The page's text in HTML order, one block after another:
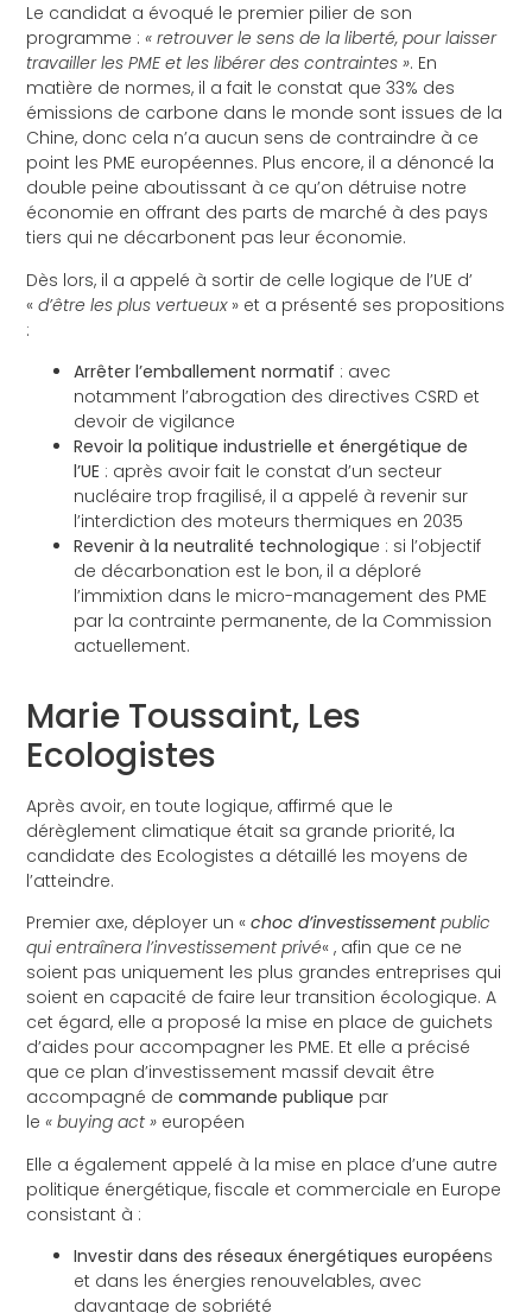
Le candidat a évoqué le premier pilier de son
programme :« retrouver le sens de la liberté, pour laisser
travailler les PME et les libérer des contraintes ». En
matière de normes, il a fait le constat que 33% des
émissions de carbone dans le monde sont issues de la
Chine, donc cela n’a aucun sens de contraindre à ce
point les PME européennes. Plus encore, il a dénoncé la
double peine aboutissant à ce qu’on détruise notre
économie en offrant des parts de marché à des pays
tiers qui ne décarbonent pas leur économie.
Dès lors, il a appelé à sortir de celle logique de l’UE d’
«d’être les plus vertueux» et a présenté ses propositions
:
Arrêter l’emballement normatif : avec
notamment l’abrogation des directives CSRD et
devoir de vigilance
Revoir la politique industrielle et énergétique de
l’UE : après avoir fait le constat d’un secteur
nucléaire trop fragilisé, il a appelé à revenir sur
l’interdiction des moteurs thermiques en 2035
Revenir à la neutralité technologique : si l’objectif
de décarbonation est le bon, il a déploré
l’immixtion dans le micro-management des PME
par la contrainte permanente, de la Commission
actuellement.
Marie Toussaint, Les
Ecologistes
Après avoir, en toute logique, affirmé que le
dérèglement climatique était sa grande priorité, la
candidate des Ecologistes a détaillé les moyens de
l’atteindre.
Premier axe, déployer un «choc d’investissementpublic
qui entraînera l’investissement privé« , afin que ce ne
soient pas uniquement les plus grandes entreprises qui
soient en capacité de faire leur transition écologique. A
cet égard, elle a proposé la mise en place de guichets
d’aides pour accompagner les PME. Et elle a précisé
que ce plan d’investissement massif devait être
accompagné decommande publique par
le« buying act » européen
Elle a également appelé à la mise en place d’une autre
politique énergétique, fiscale et commerciale en Europe
consistant à :
Investir dans des réseaux énergétiques européens
et dans les énergies renouvelables, avec
davantage de sobriété